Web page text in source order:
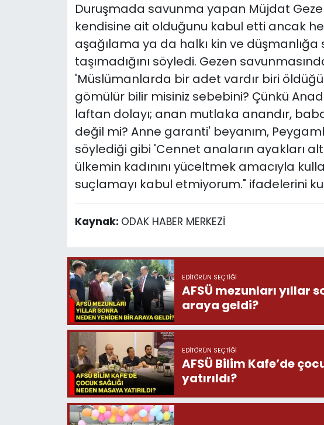
Duruşmada savunma yapan Müjdat
kendisine ait olduğunu kabul etti ancak
aşağılama ya da halkı kin ve
taşımadığını söyledi. Gezen
'Müslümanlarda bir adet vardır biri
gömülür bilir misiniz sebebini? Çünkü
laftan dolayı; anan mutlaka anandır,
değil mi? Anne garanti' beyanım,
söylediği gibi 'Cennet anaların ayakları
ülkemin kadınını yüceltmek amacıyla
suçlamayı kabul etmiyorum." ifadelerini
Kaynak: ODAK HABER MERKEZİ
EDITÖRÜN SEÇTIĞI
AFSÜ mezunları yıllar
araya geldi?
EDITÖRÜN SEÇTIĞI
AFSÜ Bilim Kafe’de
yatırıldı?